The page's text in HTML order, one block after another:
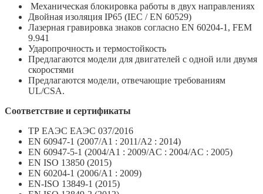
Механическая блокировка работы в двух направлениях
Двойная изоляция IP65 (IEC / EN 60529)
Лазерная гравировка знаков согласно EN 60204-1, FEM
9.941
Ударопрочность и термостойкость
Предлагаются модели для двигателей с одной или двумя
скоростями
Предлагаются модели, отвечающие требованиям
UL/CSA.
Соответствие и сертификаты
ТР ЕАЭС ЕАЭС 037/2016
EN 60947-1 (2007/A1 : 2011/A2 : 2014)
EN 60947-5-1 (2004/A1 : 2009/AC : 2004/AC : 2005)
EN ISO 13850 (2015)
EN 60204-1 (2006/A1 : 2009)
EN-ISO 13849-1 (2015)